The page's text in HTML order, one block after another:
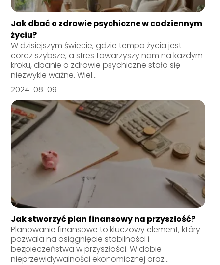
Jak dbać o zdrowie psychiczne w codziennym
życiu?
W dzisiejszym świecie, gdzie tempo życia jest
coraz szybsze, a stres towarzyszy nam na każdym
kroku, dbanie o zdrowie psychiczne stało się
niezwykle ważne. Wiel...
2024-08-09
Jak stworzyć plan finansowy na przyszłość?
Planowanie finansowe to kluczowy element, który
pozwala na osiągnięcie stabilności i
bezpieczeństwa w przyszłości. W dobie
nieprzewidywalności ekonomicznej oraz...